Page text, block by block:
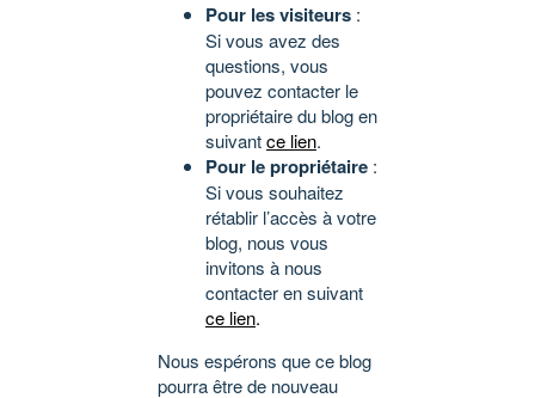
Pour les visiteurs :
Si vous avez des
questions, vous
pouvez contacter le
propriétaire du blog en
suivantce lien.
Pour le propriétaire :
Si vous souhaitez
rétablir l’accès à votre
blog, nous vous
invitons à nous
contacter en suivant
ce lien.
Nous espérons que ce blog
pourra être de nouveau